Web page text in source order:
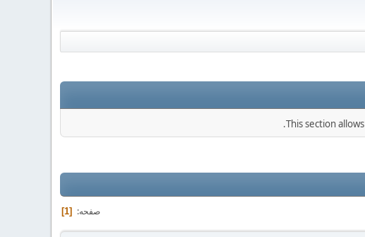
This section
صفحه 1